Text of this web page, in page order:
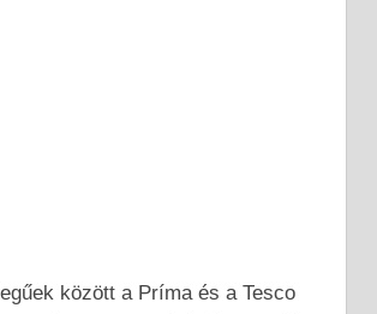
között a Príma és a Tesco